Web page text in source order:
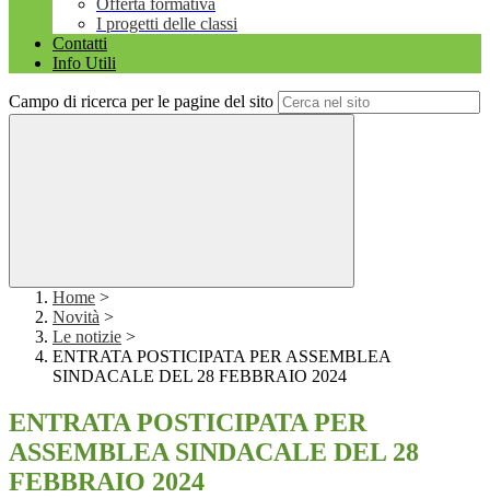
Offerta formativa
I progetti delle classi
Contatti
Info Utili
Campo di ricerca per le pagine del sito
Home >
Novità >
Le notizie >
ENTRATA POSTICIPATA PER ASSEMBLEA
SINDACALE DEL 28 FEBBRAIO 2024
ENTRATA POSTICIPATA PER
ASSEMBLEA SINDACALE DEL 28
FEBBRAIO 2024